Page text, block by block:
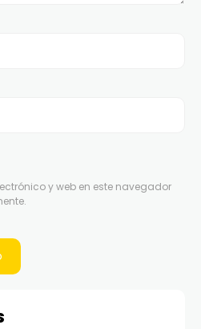
y web en este navegador